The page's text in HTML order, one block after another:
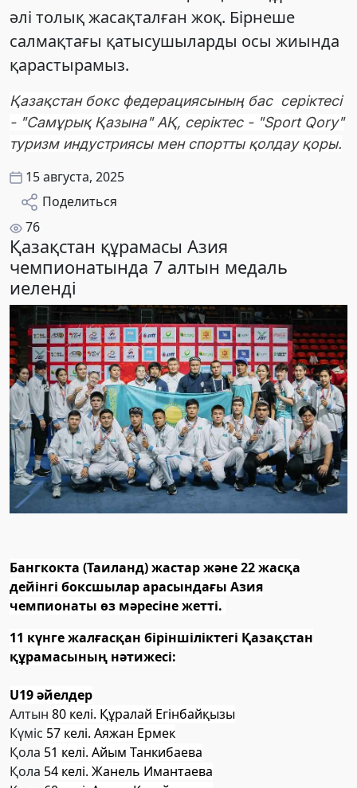
әлі толық жасақталған жоқ. Бірнеше
салмақтағы қатысушыларды осы жиында
қарастырамыз.
Қазақстан бокс федерациясының бас серіктесі
- "Самұрық Қазына" АҚ, серіктес - "Sport Qory"
туризм индустриясы мен спортты қолдау қоры.
15 августа, 2025
Поделиться
76
Қазақстан құрамасы Азия
чемпионатында 7 алтын медаль
иеленді
Бангкокта (Таиланд) жастар және 22 жасқа
дейінгі боксшылар арасындағы Азия
чемпионаты өз мәресіне жетті.
11 күнге жалғасқан біріншіліктегі Қазақстан
құрамасының нәтижесі:
U19 әйелдер
Алтын 80 келі. Құралай Егінбайқызы
Күміс 57 келі. Аяжан Ермек
Қола 51 келі. Айым Танкибаева
Қола 54 келі. Жанель Имантаева